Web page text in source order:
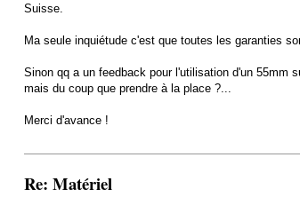
Suisse.
Ma seule inquiétude c'est que toutes les garanties
Sinon qq a un feedback pour l'utilisation d'un 55mm
mais du coup que prendre à la place ?...
Merci d'avance !
Re: Matériel